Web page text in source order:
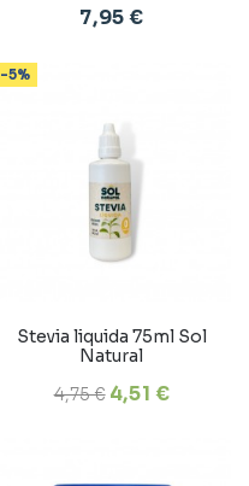
7,95 €
-5%
Stevia liquida 75ml Sol
Natural
4,75 € 4,51 €